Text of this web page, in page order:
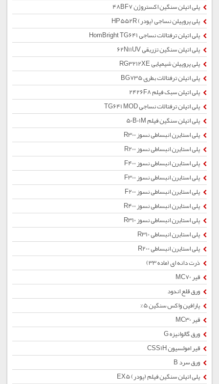
پلی اتیلن سنگین اکستروژن 48BF7
پلی پروپیلن نساجی (پودر) HP552R
پلی اتیلن ترفتالات نساجی HomBright TG641
پلی اتیلن سنگین تزریقی 62N11UV
پلی پروپیلن شیمیایی RG3212XE
پلی اتیلن ترفتالات بطری BG735
پلی اتیلن سبک فیلم 2426F8
پلی اتیلن ترفتالات نساجی TG641 MOD
پلی اتیلن سنگین فیلم 50B01M
پلی استایرن انبساطی نسوز R300
پلی استایرن انبساطی نسوز R200
پلی استایرن انبساطی نسوز F400
پلی استایرن انبساطی نسوز F300
پلی استایرن انبساطی نسوز F200
پلی استایرن انبساطی نسوز R400
پلی استایرن انبساطی نسوز R310
پلی استایرن انبساطی R310
پلی استایرن انبساطی R200
ذرت دانه ای (ماده 33)
قیر MC70
ورق قلع اندود
پارافین واکس سنگین 5%
قیر MC30
ورق گالوانیزه G
قیر امولسیون CSS1H
ورق سرد B
پلی اتیلن سنگین فیلم (پودر) EX5